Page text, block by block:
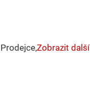
Zobrazit další